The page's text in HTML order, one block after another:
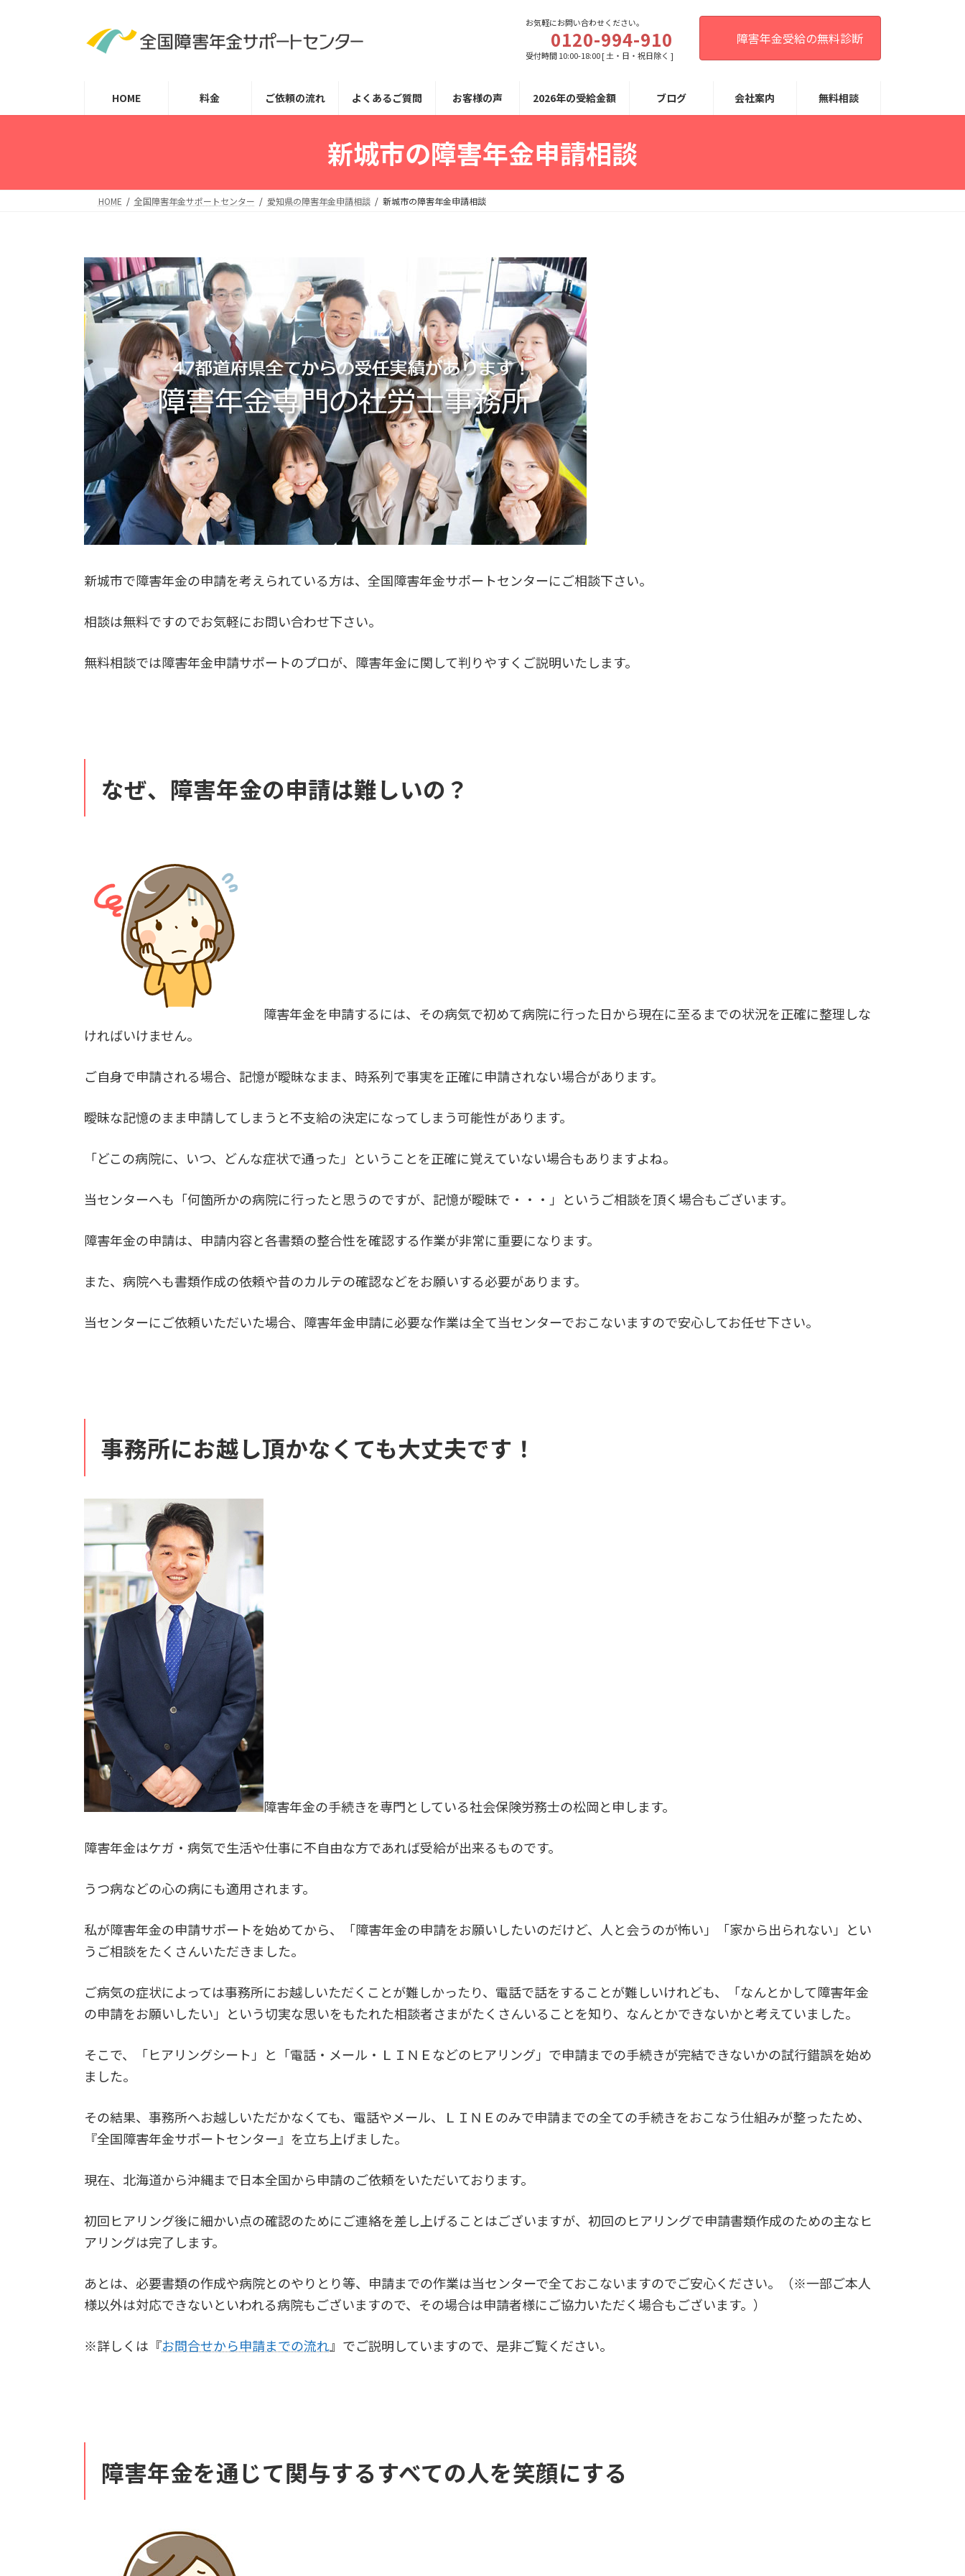
ス
ン
お気軽にお問い合わせください。
0120-994-910
受付時間 10:00-18:00 [ 土・日・祝日除く ]
障害年金受給の無料診断
HOME 料金 ご依頼の流れ よくあるご質問 お客様の声 2026年の受給金額 ブログ 会社案内 無料相談
新城市の障害年金申請相談
HOME 全国障害年金サポートセンター 愛知県の障害年金申請相談 新城市の障害年金申請相談
新城市で障害年金の申請を考えられている方は、全国障害年金サポートセンターにご相談下さい。
相談は無料ですのでお気軽にお問い合わせ下さい。
無料相談では障害年金申請サポートのプロが、障害年金に関して判りやすくご説明いたします。
なぜ、障害年金の申請は難しいの？
障害年金を申請するには、その病気で初めて病院に行った日から現在に至るまでの状況を正確に整理しな
ければいけません。
ご自身で申請される場合、記憶が曖昧なまま、時系列で事実を正確に申請されない場合があります。
曖昧な記憶のまま申請してしまうと不支給の決定になってしまう可能性があります。
「どこの病院に、いつ、どんな症状で通った」ということを正確に覚えていない場合もありますよね。
当センターへも「何箇所かの病院に行ったと思うのですが、記憶が曖昧で・・・」というご相談を頂く場合もございます。
障害年金の申請は、申請内容と各書類の整合性を確認する作業が非常に重要になります。
また、病院へも書類作成の依頼や昔のカルテの確認などをお願いする必要があります。
当センターにご依頼いただいた場合、障害年金申請に必要な作業は全て当センターでおこないますので安心してお任せ下さい。
事務所にお越し頂かなくても大丈夫です！
障害年金の手続きを専門としている社会保険労務士の松岡と申します。
障害年金はケガ・病気で生活や仕事に不自由な方であれば受給が出来るものです。
うつ病などの心の病にも適用されます。
私が障害年金の申請サポートを始めてから、「障害年金の申請をお願いしたいのだけど、人と会うのが怖い」「家から出られない」とい
うご相談をたくさんいただきました。
ご病気の症状によっては事務所にお越しいただくことが難しかったり、電話で話をすることが難しいけれども、「なんとかして障害年金
の申請をお願いしたい」という切実な思いをもたれた相談者さまがたくさんいることを知り、なんとかできないかと考えていました。
そこで、「ヒアリングシート」と「電話・メール・ＬＩＮＥなどのヒアリング」で申請までの手続きが完結できないかの試行錯誤を始め
ました。
その結果、事務所へお越しいただかなくても、電話やメール、ＬＩＮＥのみで申請までの全ての手続きをおこなう仕組みが整ったため、
『全国障害年金サポートセンター』を立ち上げました。
現在、北海道から沖縄まで日本全国から申請のご依頼をいただいております。
初回ヒアリング後に細かい点の確認のためにご連絡を差し上げることはございますが、初回のヒアリングで申請書類作成のための主なヒ
アリングは完了します。
あとは、必要書類の作成や病院とのやりとり等、申請までの作業は当センターで全ておこないますのでご安心ください。（※一部ご本人
様以外は対応できないといわれる病院もございますので、その場合は申請者様にご協力いただく場合もございます。）
※詳しくは『お問合せから申請までの流れ』でご説明していますので、是非ご覧ください。
障害年金を通じて関与するすべての人を笑顔にする